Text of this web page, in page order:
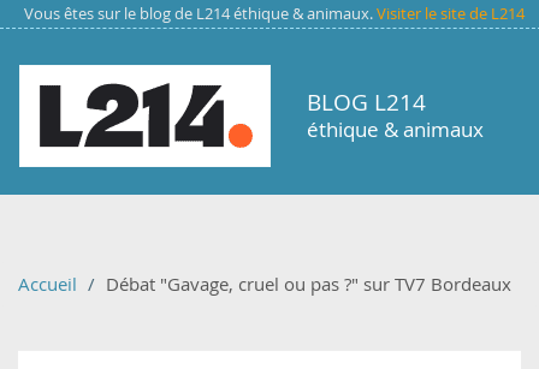
Aller au contenu principal
Vous êtes sur le blog de L214 éthique & animaux.Visiter le site de L214
BLOG L214
éthique & animaux
Accueil Débat "Gavage, cruel ou pas ?" sur TV7 Bordeaux